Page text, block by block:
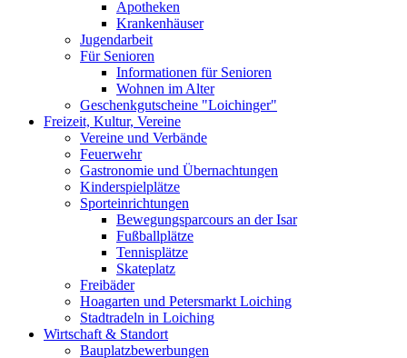
Apotheken
Krankenhäuser
Jugendarbeit
Für Senioren
Informationen für Senioren
Wohnen im Alter
Geschenkgutscheine "Loichinger"
Freizeit, Kultur, Vereine
Vereine und Verbände
Feuerwehr
Gastronomie und Übernachtungen
Kinderspielplätze
Sporteinrichtungen
Bewegungsparcours an der Isar
Fußballplätze
Tennisplätze
Skateplatz
Freibäder
Hoagarten und Petersmarkt Loiching
Stadtradeln in Loiching
Wirtschaft & Standort
Bauplatzbewerbungen